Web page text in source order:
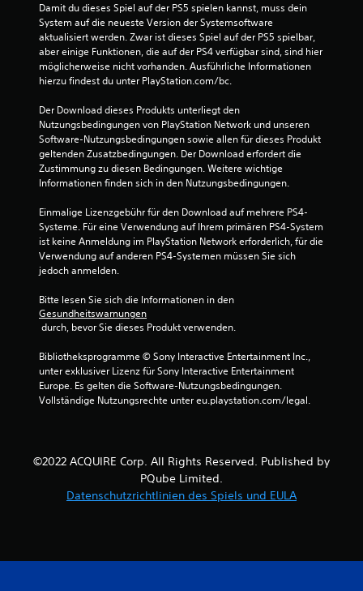
Damit du dieses Spiel auf der PS5 spielen kannst, muss dein
System auf die neueste Version der Systemsoftware
aktualisiert werden. Zwar ist dieses Spiel auf der PS5 spielbar,
aber einige Funktionen, die auf der PS4 verfügbar sind, sind hier
möglicherweise nicht vorhanden. Ausführliche Informationen
hierzu findest du unter PlayStation.com/bc.
Der Download dieses Produkts unterliegt den
Nutzungsbedingungen von PlayStation Network und unseren
Software-Nutzungsbedingungen sowie allen für dieses Produkt
geltenden Zusatzbedingungen. Der Download erfordert die
Zustimmung zu diesen Bedingungen. Weitere wichtige
Informationen finden sich in den Nutzungsbedingungen.
Einmalige Lizenzgebühr für den Download auf mehrere PS4-
Systeme. Für eine Verwendung auf Ihrem primären PS4-System
ist keine Anmeldung im PlayStation Network erforderlich, für die
Verwendung auf anderen PS4-Systemen müssen Sie sich
jedoch anmelden.
Bitte lesen Sie sich die Informationen in den
Gesundheitswarnungen
durch, bevor Sie dieses Produkt verwenden.
Bibliotheksprogramme © Sony Interactive Entertainment Inc.,
unter exklusiver Lizenz für Sony Interactive Entertainment
Europe. Es gelten die Software-Nutzungsbedingungen.
Vollständige Nutzungsrechte unter eu.playstation.com/legal.
©2022 ACQUIRE Corp. All Rights Reserved. Published by
PQube Limited.
Datenschutzrichtlinien des Spiels und EULA